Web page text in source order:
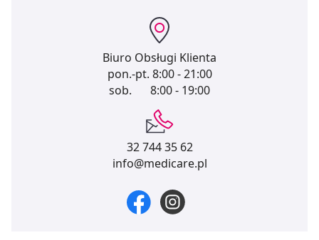
Biuro Obsługi Klienta
pon.-pt. 8:00 - 21:00
sob.
8:00 - 19:00
32 744 35 62
info@medicare.pl